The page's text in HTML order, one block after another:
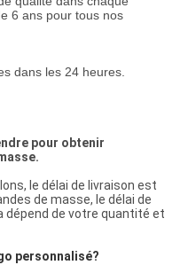
6 ans pour tous nos
dans les 24 heures.
pour obtenir
le délai de livraison est
de masse, le délai de
dépend de votre quantité et
personnalisé?